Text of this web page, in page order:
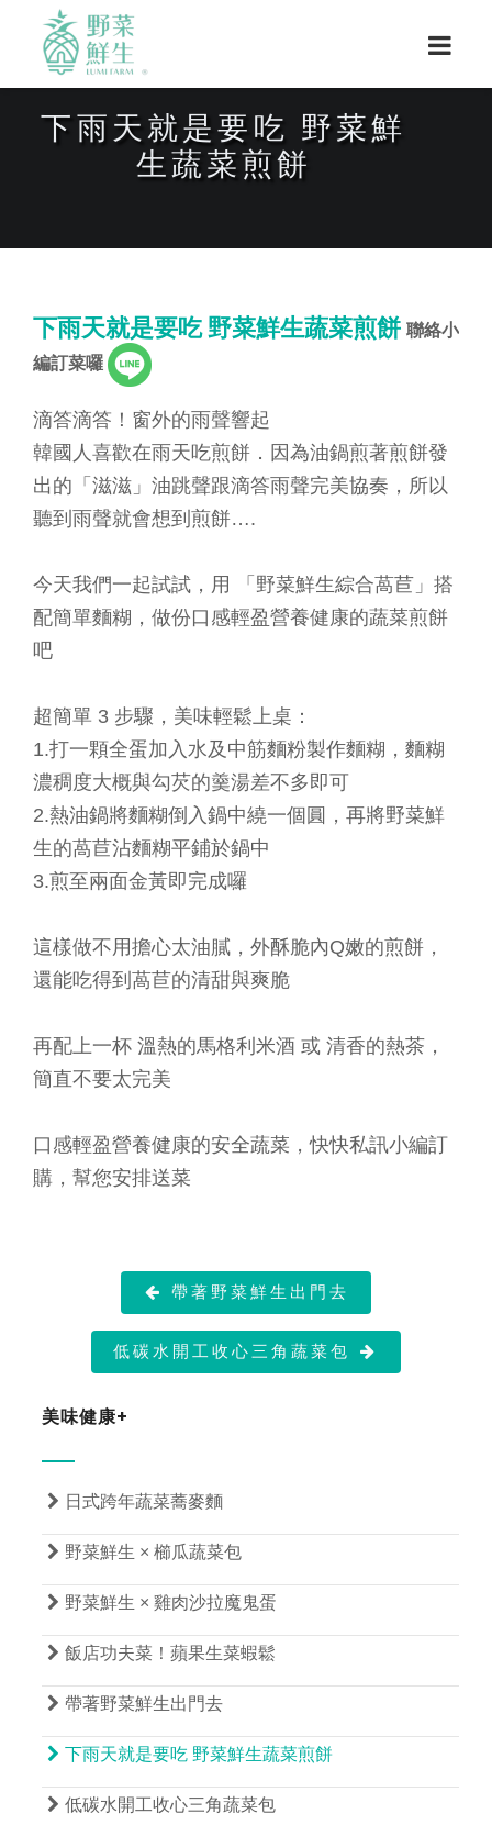
下雨天就是要吃 野菜鮮
生蔬菜煎餅
下雨天就是要吃 野菜鮮生蔬菜煎餅 聯絡小
編訂菜囉
滴答滴答！窗外的雨聲響起
韓國人喜歡在雨天吃煎餅．因為油鍋煎著煎餅發
出的「滋滋」油跳聲跟滴答雨聲完美協奏，所以
聽到雨聲就會想到煎餅….
今天我們一起試試，用 「野菜鮮生綜合萵苣」搭
配簡單麵糊，做份口感輕盈營養健康的蔬菜煎餅
吧
超簡單 3 步驟，美味輕鬆上桌：
1.打一顆全蛋加入水及中筋麵粉製作麵糊，麵糊
濃稠度大概與勾芡的羹湯差不多即可
2.熱油鍋將麵糊倒入鍋中繞一個圓，再將野菜鮮
生的萵苣沾麵糊平鋪於鍋中
3.煎至兩面金黃即完成囉
這樣做不用擔心太油膩，外酥脆內Q嫩的煎餅，
還能吃得到萵苣的清甜與爽脆
再配上一杯 溫熱的馬格利米酒 或 清香的熱茶，
簡直不要太完美
口感輕盈營養健康的安全蔬菜，快快私訊小編訂
購，幫您安排送菜
 帶著野菜鮮生出門去
低碳水開工收心三角蔬菜包 
美味健康+
 日式跨年蔬菜蕎麥麵
 野菜鮮生 × 櫛瓜蔬菜包
 野菜鮮生 × 雞肉沙拉魔鬼蛋
 飯店功夫菜！蘋果生菜蝦鬆
 帶著野菜鮮生出門去
 下雨天就是要吃 野菜鮮生蔬菜煎餅
 低碳水開工收心三角蔬菜包